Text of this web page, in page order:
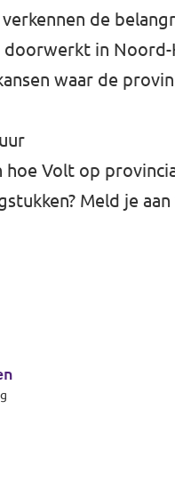
de
doorwerkt in
waar de
Volt op
Meld je aan